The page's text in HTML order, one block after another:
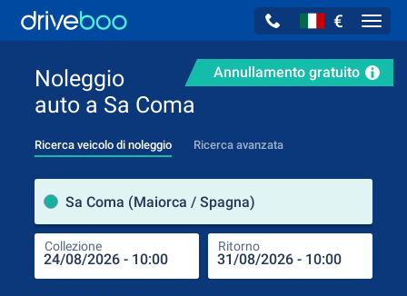
€
Annullamento gratuito
Noleggio
auto a Sa Coma
Ricerca veicolo di noleggio Ricerca avanzata
Sa Coma (Maiorca / Spagna)
Collezione Ritorno